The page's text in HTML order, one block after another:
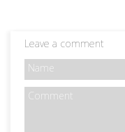
Leave a comment